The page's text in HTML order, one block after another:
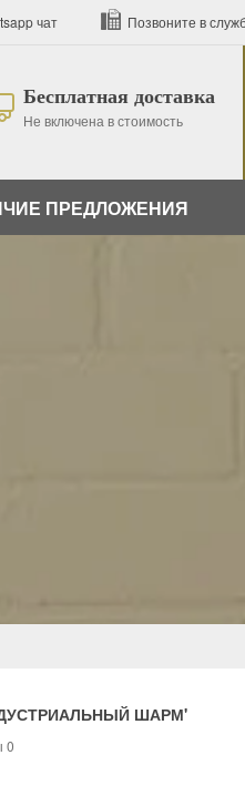
чат Позвоните в
Бесплатная доставка
Не включена в стоимость
ПРЕДЛОЖЕНИЯ
ШАРМ'
0